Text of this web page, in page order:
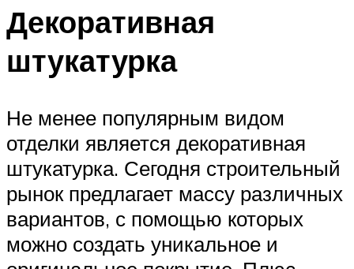
Декоративная
штукатурка
Не менее популярным видом
отделки является декоративная
штукатурка. Сегодня строительный
рынок предлагает массу различных
вариантов, с помощью которых
можно создать уникальное и